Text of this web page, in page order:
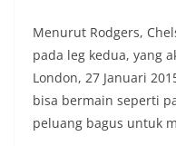
Menurut Rodgers,
pada leg kedua, yang
London, 27 Januari
bisa bermain seperti
peluang bagus untuk